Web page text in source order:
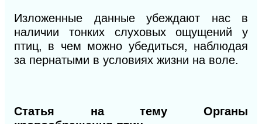
Изложенные данные убеждают нас в
наличии тонких слуховых ощущений у
птиц, в чем можно убедиться, наблюдая
за пернатыми в условиях жизни на воле.
Статья на тему Органы